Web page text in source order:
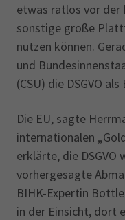
etwas ratlos vor der
sonstige große
nutzen können.
und
(CSU) die DSGVO
Die EU, sagte
internationalen
erklärte, die DSGVO
vorhergesagte
BIHK-Expertin
in der Einsicht, dort